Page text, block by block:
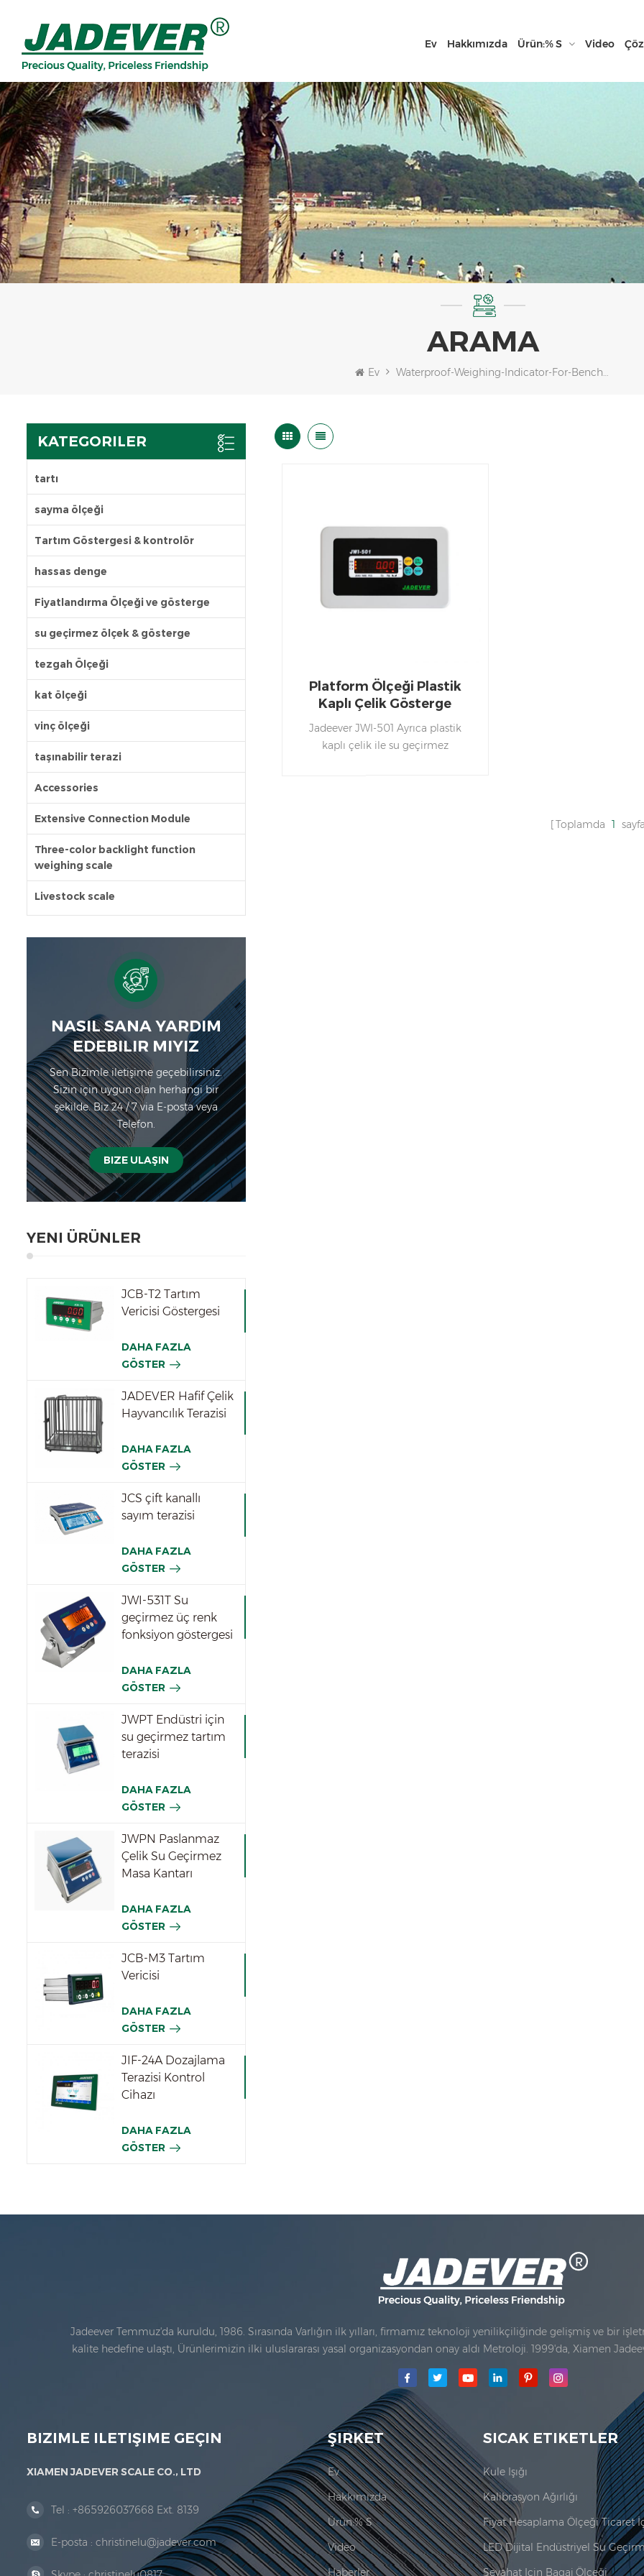
Ev Hakkımızda Ürün:% S Video
ARAMA
Ev Waterproof-Weighing-Indicator-For-Bench-Scale
KATEGORILER
tartı
sayma ölçeği
Tartım Göstergesi & kontrolör
hassas denge
Fiyatlandırma Ölçeği ve gösterge
su geçirmez ölçek & gösterge
tezgah Ölçeği
kat ölçeği
vinç ölçeği
taşınabilir terazi
Accessories
Extensive Connection Module
Three-color backlight function
weighing scale
Livestock scale
NASIL SANA YARDIM
EDEBILIR MIYIZ
Sen Bizimle iletişime geçebilirsiniz.
Sizin için uygun olan herhangi bir
şekilde. Biz 24 / 7 via E-posta veya
Telefon.
BIZE ULAŞIN
YENI ÜRÜNLER
JCB-T2 Tartım
Vericisi Göstergesi
DAHA FAZLA
GÖSTER
JADEVER Hafif Çelik
Hayvancılık Terazisi
DAHA FAZLA
GÖSTER
JCS çift kanallı
sayım terazisi
DAHA FAZLA
GÖSTER
JWI-531T Su
geçirmez üç renk
fonksiyon göstergesi
DAHA FAZLA
GÖSTER
JWPT Endüstri için
su geçirmez tartım
terazisi
DAHA FAZLA
GÖSTER
JWPN Paslanmaz
Çelik Su Geçirmez
Masa Kantarı
DAHA FAZLA
GÖSTER
JCB-M3 Tartım
Vericisi
DAHA FAZLA
GÖSTER
JIF-24A Dozajlama
Terazisi Kontrol
Cihazı
DAHA FAZLA
GÖSTER
Platform Ölçeği Plastik
Kaplı Çelik Gösterge
Ağırlığı
Jadeever JWI-501 Ayrıca plastik
kaplı çelik ile su geçirmez
Toplamda 1
Jadeever Temmuz'da kuruldu, 1986. Sırasında Varlığın ilk yılları, firmamız teknoloji yenilikçiliğinde gelişmiş ve bir
kalite hedefine ulaştı, Ürünlerimizin ilki uluslararası yasal organizasyondan onay aldı Metroloji. 1999'da, Xiamen
alanı bulunur. Burada. 2006 yılında, Jadeever'de satın alındı ISO 9001:
BIZIMLE ILETIŞIME GEÇIN
XIAMEN JADEVER SCALE CO., LTD
Tel : +865926037668 Ext. 8139
E-posta : christinelu@jadever.com
ŞIRKET
Ev
Hakkımızda
Ürün:% S
Video
Haberler
SICAK ETIKETLER
Kule Işığı
Kalibrasyon Ağırlığı
Seyahat Için Bagaj Ölçeği